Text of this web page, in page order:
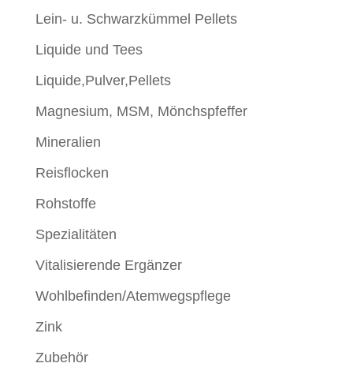
Lein- u. Schwarzkümmel Pellets
Liquide und Tees
Liquide,Pulver,Pellets
Magnesium, MSM, Mönchspfeffer
Mineralien
Reisflocken
Rohstoffe
Spezialitäten
Vitalisierende Ergänzer
Wohlbefinden/Atemwegspflege
Zink
Zubehör